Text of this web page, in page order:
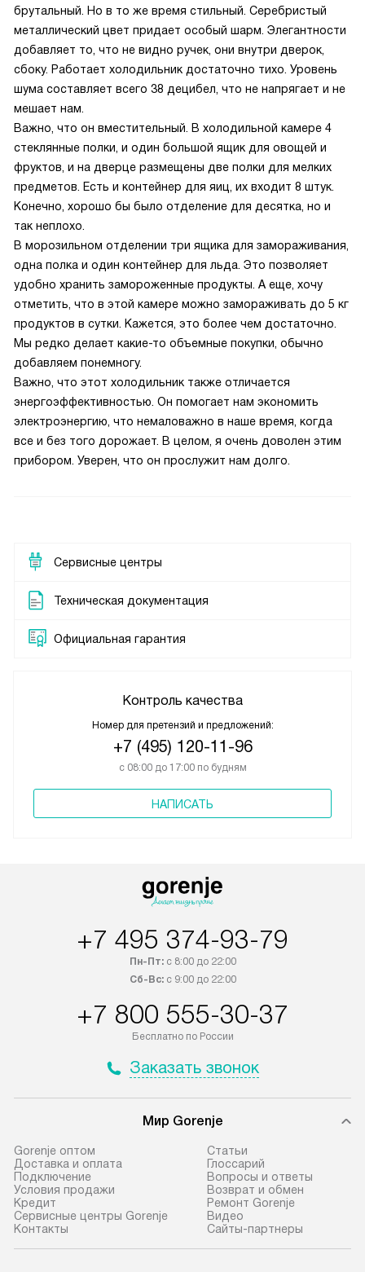
брутальный. Но в то же время стильный. Серебристый
металлический цвет придает особый шарм. Элегантности
добавляет то, что не видно ручек, они внутри дверок,
сбоку. Работает холодильник достаточно тихо. Уровень
шума составляет всего 38 децибел, что не напрягает и не
мешает нам.
Важно, что он вместительный. В холодильной камере 4
стеклянные полки, и один большой ящик для овощей и
фруктов, и на дверце размещены две полки для мелких
предметов. Есть и контейнер для яиц, их входит 8 штук.
Конечно, хорошо бы было отделение для десятка, но и
так неплохо.
В морозильном отделении три ящика для замораживания,
одна полка и один контейнер для льда. Это позволяет
удобно хранить замороженные продукты. А еще, хочу
отметить, что в этой камере можно замораживать до 5 кг
продуктов в сутки. Кажется, это более чем достаточно.
Мы редко делает какие-то объемные покупки, обычно
добавляем понемногу.
Важно, что этот холодильник также отличается
энергоэффективностью. Он помогает нам экономить
электроэнергию, что немаловажно в наше время, когда
все и без того дорожает. В целом, я очень доволен этим
прибором. Уверен, что он прослужит нам долго.
Сервисные центры
Техническая документация
Официальная гарантия
Контроль качества
Номер для претензий и предложений:
+7 (495) 120-11-96
с 08:00 до 17:00 по будням
НАПИСАТЬ
+7 495 374-93-79
Пн-Пт:с 8:00 до 22:00
Сб-Вс:с 9:00 до 22:00
+7 800 555-30-37
Бесплатно по России
Заказать звонок
Мир Gorenje
Gorenje оптом
Доставка и оплата
Подключение
Условия продажи
Кредит
Сервисные центры Gorenje
Контакты
Cтатьи
Глоссарий
Вопросы и ответы
Возврат и обмен
Ремонт Gorenje
Видео
Сайты-партнеры